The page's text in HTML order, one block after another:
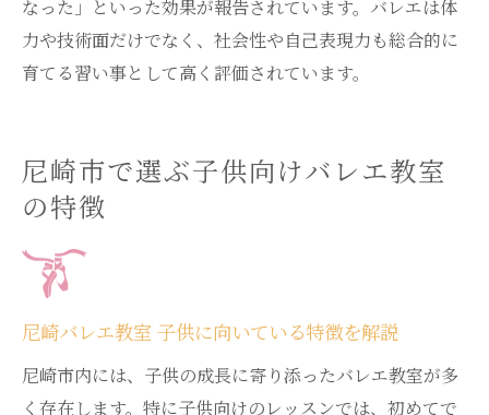
なった」といった効果が報告されています。バレエは体
力や技術面だけでなく、社会性や自己表現力も総合的に
育てる習い事として高く評価されています。
尼崎市で選ぶ子供向けバレエ教室
の特徴
尼崎バレエ教室 子供に向いている特徴を解説
尼崎市内には、子供の成長に寄り添ったバレエ教室が多
く存在します。特に子供向けのレッスンでは、初めてで